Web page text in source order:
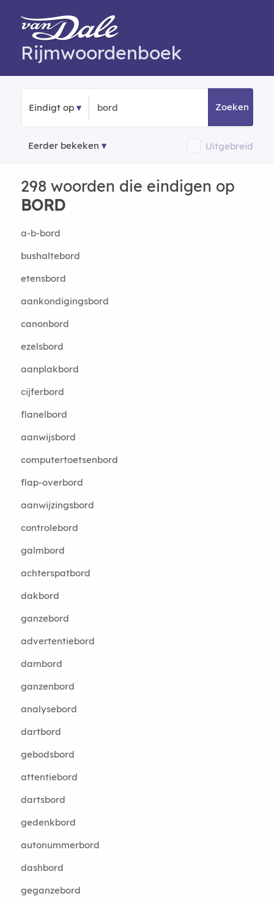
Rijmwoordenboek
Eindigt op Zoeken
Eerder bekeken Uitgebreid
298 woorden die eindigen op
BORD
a-b-bord
bushaltebord
etensbord
aankondigingsbord
canonbord
ezelsbord
aanplakbord
cijferbord
flanelbord
aanwijsbord
computertoetsenbord
flap-overbord
aanwijzingsbord
controlebord
galmbord
achterspatbord
dakbord
ganzebord
advertentiebord
dambord
ganzenbord
analysebord
dartbord
gebodsbord
attentiebord
dartsbord
gedenkbord
autonummerbord
dashbord
geganzebord